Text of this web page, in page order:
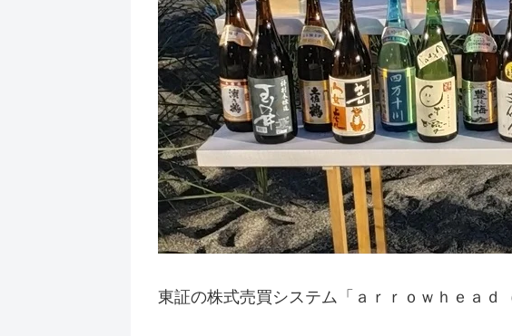
東証の株式売買システム「ａｒｒｏｗｈｅａ